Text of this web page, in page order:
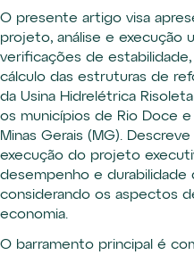
O presente artigo visa
projeto, análise e execução
verificações de
cálculo das estruturas de
da Usina Hidrelétrica
os municípios de Rio Doce
Minas Gerais (MG).
execução do projeto
desempenho e durabilidade
considerando os aspectos
economia.
O barramento principal é